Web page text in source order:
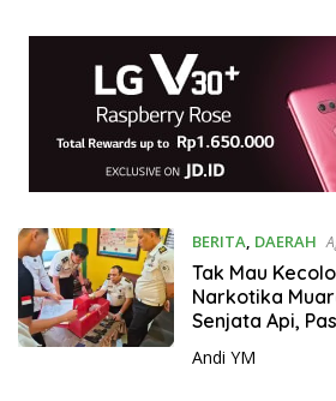
BERITA, DAERAH
Tak Mau
Narkotika
Senjata Api,
Selalu Siaga 24
Andi YM